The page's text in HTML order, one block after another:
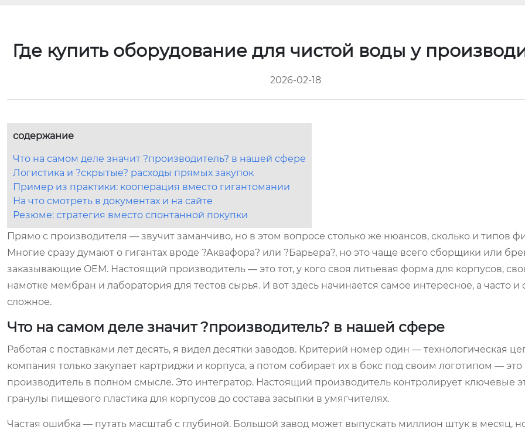
Где купить оборудование для чистой воды у
2026-02-18
содержание
Что на самом деле значит ?производитель? в нашей сфере
Логистика и ?скрытые? расходы прямых закупок
Пример из практики: кооперация вместо гигантомании
На что смотреть в документах и на сайте
Резюме: стратегия вместо спонтанной покупки
Прямо с производителя — звучит заманчиво, но в этом вопросе столько же нюансов, сколько и типов
Многие сразу думают о гигантах вроде ?Аквафора? или ?Барьера?, но это чаще всего сборщики или
заказывающие OEM. Настоящий производитель — это тот, у кого своя литьевая форма для корпусов,
намотке мембран и лаборатория для тестов сырья. И вот здесь начинается самое интересное, а часто и
сложное.
Что на самом деле значит ?производитель? в нашей сфере
Работая с поставками лет десять, я видел десятки заводов. Критерий номер один — технологическая
компания только закупает картриджи и корпуса, а потом собирает их в бокс под своим логотипом — это
производитель в полном смысле. Это интегратор. Настоящий производитель контролирует ключевые
гранулы пищевого пластика для корпусов до состава засыпки в умягчителях.
Частая ошибка — путать масштаб с глубиной. Большой завод может выпускать миллион штук в месяц,